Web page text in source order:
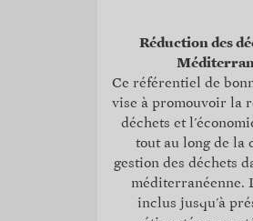
Réduction des
Ce référentiel de
vise à promouvoir la
déchets et
tout au long de la
gestion des déchets
méditerranéenne.
inclus jusqu'à